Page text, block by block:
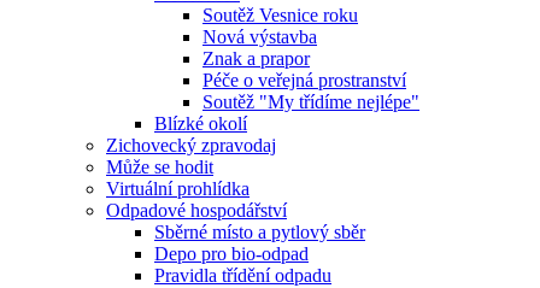
Soutěž Vesnice roku
Nová výstavba
Znak a prapor
Péče o veřejná prostranství
Soutěž "My třídíme nejlépe"
Blízké okolí
Zichovecký zpravodaj
Může se hodit
Virtuální prohlídka
Odpadové hospodářství
Sběrné místo a pytlový sběr
Depo pro bio-odpad
Pravidla třídění odpadu